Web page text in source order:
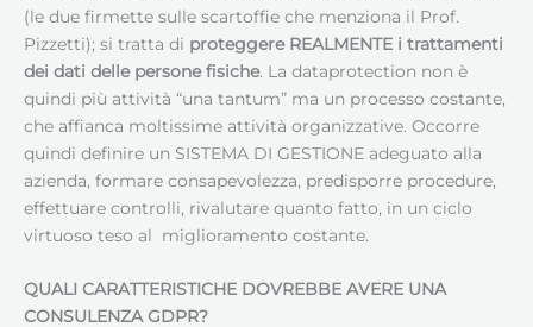
(le due firmette sulle scartoffie che menziona il Prof.
Pizzetti); si tratta di proteggere REALMENTE i trattamenti
dei dati delle persone fisiche. La dataprotection non è
quindi più attività “una tantum” ma un processo costante,
che affianca moltissime attività organizzative. Occorre
quindi definire un SISTEMA DI GESTIONE adeguato alla
azienda, formare consapevolezza, predisporre procedure,
effettuare controlli, rivalutare quanto fatto, in un ciclo
virtuoso teso al miglioramento costante.
QUALI CARATTERISTICHE DOVREBBE AVERE UNA
CONSULENZA GDPR?